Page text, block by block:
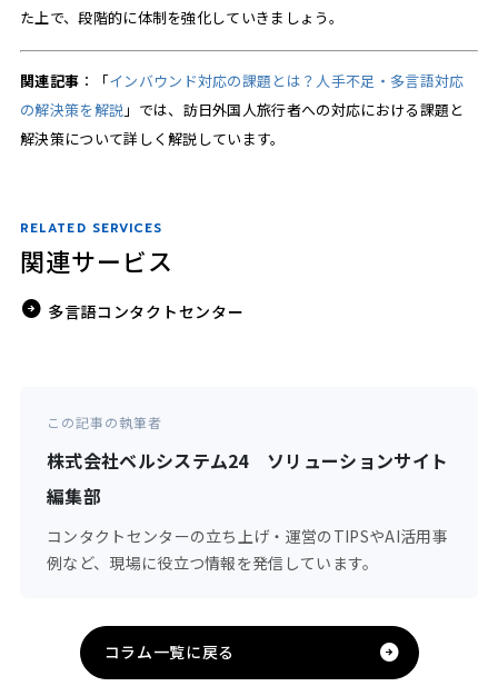
た上で、段階的に体制を強化していきましょう。
関連記事 ：「インバウンド対応の課題とは？人手不足・多言語対応
の解決策を解説 」では、訪日外国人旅行者への対応における課題と
解決策について詳しく解説しています。
RELATED SERVICES
関連サービス
多言語コンタクトセンター
この記事の執筆者
株式会社ベルシステム24 ソリューションサイト
編集部
コンタクトセンターの立ち上げ・運営のTIPSやAI活用事
例など、現場に役立つ情報を発信しています。
コラム一覧に戻る